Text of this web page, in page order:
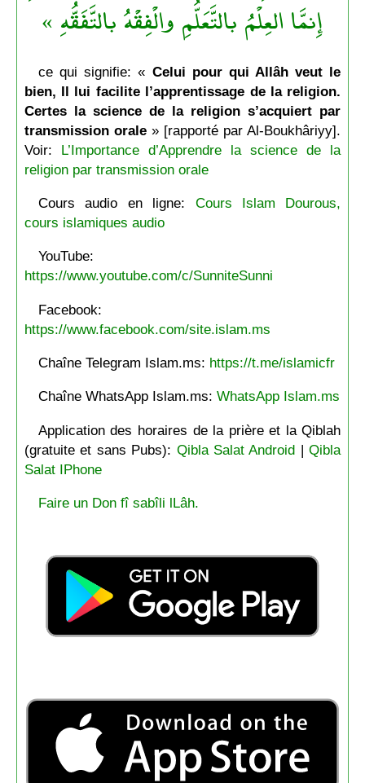
إِنمَّا العِلْمُ بالتَّعَلُّمِ والْفِقْهُ بالتَّفَقُّهِ »
ce qui signifie: « Celui pour qui Allâh veut le
bien, Il lui facilite l’apprentissage de la religion.
Certes la science de la religion s’acquiert par
transmission orale» [rapporté par Al-Boukhâriyy].
Voir: L’Importance d’Apprendre la science de la
religion par transmission orale
Cours audio en ligne: Cours Islam Dourous,
cours islamiques audio
YouTube:
https://www.youtube.com/c/SunniteSunni
Facebook:
https://www.facebook.com/site.islam.ms
Chaîne Telegram Islam.ms: https://t.me/islamicfr
Chaîne WhatsApp Islam.ms: WhatsApp Islam.ms
Application des horaires de la prière et la Qiblah
(gratuite et sans Pubs): Qibla Salat Android |Qibla
Salat IPhone
Faire un Don fî sabîli lLâh.